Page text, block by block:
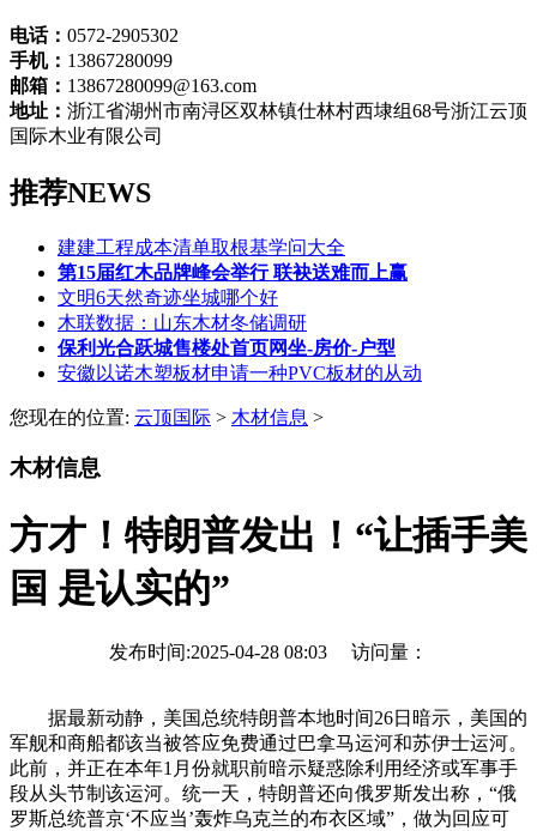
电话： 0572-2905302
手机： 13867280099
邮箱： 13867280099@163.com
地址： 浙江省湖州市南浔区双林镇仕林村西埭组68号浙江云顶
国际木业有限公司
推荐NEWS
建建工程成本清单取根基学问大全
第15届红木品牌峰会举行 联袂送难而上赢
文明6天然奇迹坐城哪个好
木联数据：山东木材冬储调研
保利光合跃城售楼处首页网坐-房价-户型
安徽以诺木塑板材申请一种PVC板材的从动
您现在的位置: 云顶国际 > 木材信息 >
木材信息
方才！特朗普发出！“让插手美
国 是认实的”
发布时间:2025-04-28 08:03 访问量：
据最新动静，美国总统特朗普本地时间26日暗示，美国的
军舰和商船都该当被答应免费通过巴拿马运河和苏伊士运河。
此前，并正在本年1月份就职前暗示疑惑除利用经济或军事手
段从头节制该运河。统一天，特朗普还向俄罗斯发出称，“俄
罗斯总统普京‘不应当’轰炸乌克兰的布衣区域”，做为回应可